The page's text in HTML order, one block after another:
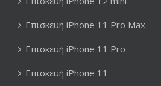
Επισκευή iPhone 11 Pro Max
Επισκευή iPhone 11 Pro
Επισκευή iPhone 11